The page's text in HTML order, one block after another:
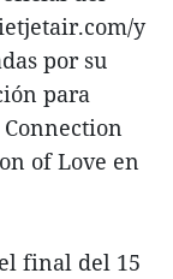
y
por su
para
of Love en
final del 15